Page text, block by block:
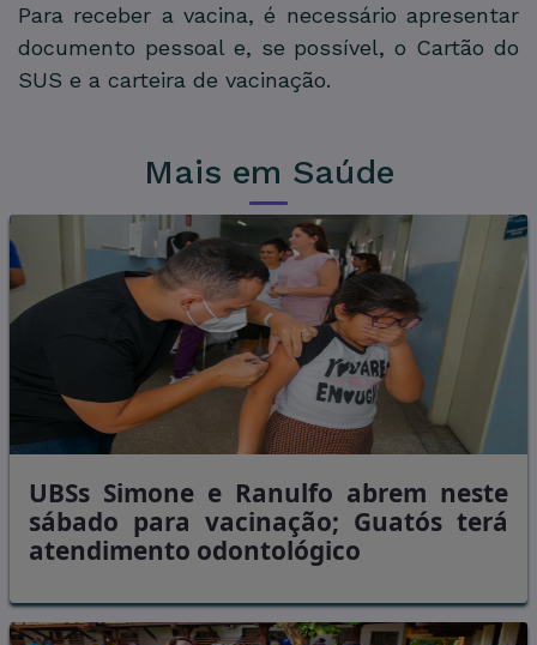
Para receber a vacina, é necessário apresentar
documento pessoal e, se possível, o Cartão do
SUS e a carteira de vacinação.
Mais em Saúde
UBSs Simone e Ranulfo abrem neste
sábado para vacinação; Guatós terá
atendimento odontológico